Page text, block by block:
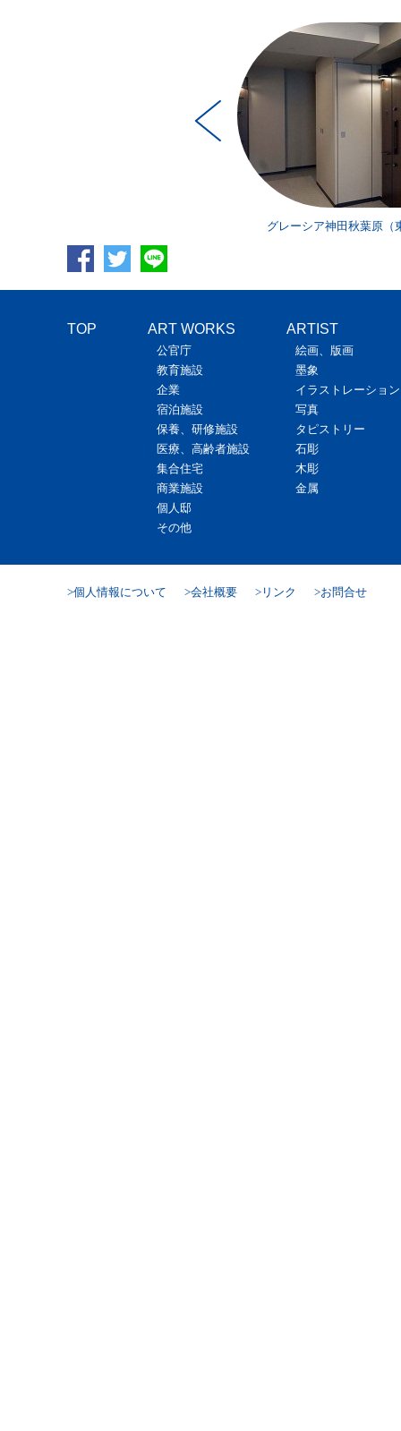
グレーシア神田秋葉原
TOP ART WORKS
公官庁
教育施設
企業
宿泊施設
保養、研修施設
医療、高齢者施設
集合住宅
商業施設
個人邸
その他
ARTIST
絵画、版画
墨象
イラストレーション
写真
タピストリー
石彫
木彫
金属
個人情報について 会社概要 リンク お問合せ